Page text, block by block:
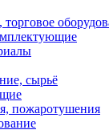
сырьё
пожаротушения